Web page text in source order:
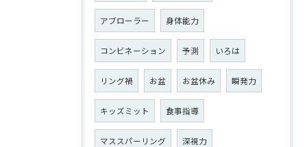
アブローラー 身体能力
コンビネーション 予測 いろは
リング禍 お盆 お盆休み 瞬発力
キッズミット 食事指導
マススパーリング 深視力